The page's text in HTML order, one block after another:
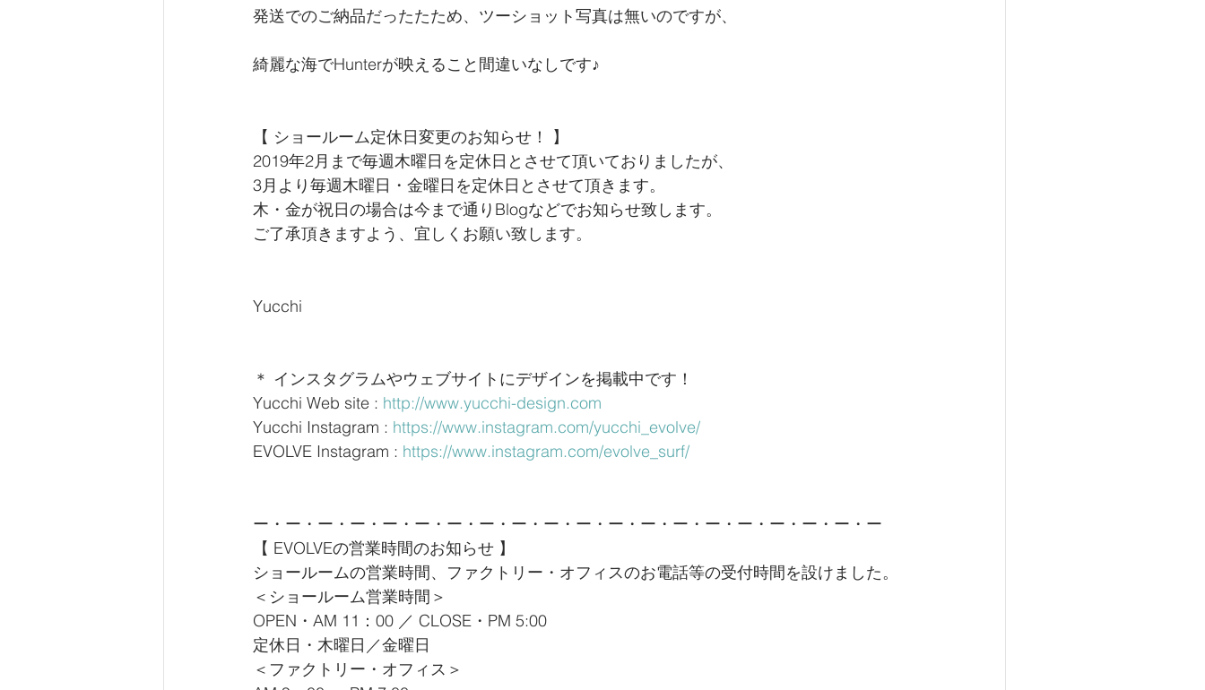
発送でのご納品だったたため、ツーショット写真は無いのですが、
綺麗な海でHunterが映えること間違いなしです♪
【 ショールーム定休日変更のお知らせ！ 】
2019年2月まで毎週木曜日を定休日とさせて頂いておりましたが、
3月より毎週木曜日・金曜日を定休日とさせて頂きます。
木・金が祝日の場合は今まで通りBlogなどでお知らせ致します。
ご了承頂きますよう、宜しくお願い致します。
Yucchi
＊ インスタグラムやウェブサイトにデザインを掲載中です！
Yucchi Web site : http://www.yucchi-design.com
Yucchi Instagram : https://www.instagram.com/yucchi_evolve/
EVOLVE Instagram : https://www.instagram.com/evolve_surf/
ー・ー・ー・ー・ー・ー・ー・ー・ー・ー・ー・ー・ー・ー・ー・ー・ー・ー・ー・ー
【 EVOLVEの営業時間のお知らせ 】
ショールームの営業時間、ファクトリー・オフィスのお電話等の受付時間を設けました。
＜ショールーム営業時間＞
OPEN・AM 11：00 ／ CLOSE・PM 5:00
定休日・木曜日／金曜日
＜ファクトリー・オフィス＞